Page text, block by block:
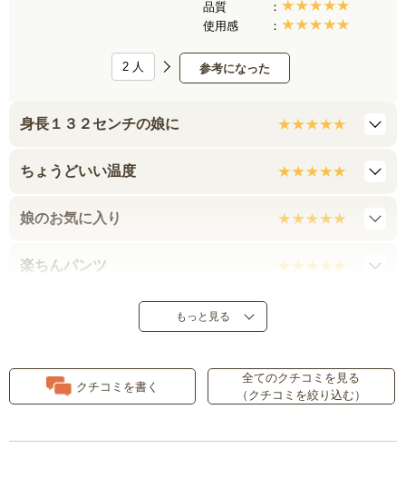
品質
使用感
参考になった
2 人
身長１３２センチの娘に
ちょうどいい温度
娘のお気に入り
楽ちんパンツ
薄手で涼しげです
もっと見る
クチコミを書く
全てのクチコミを見る
（クチコミを絞り込む）